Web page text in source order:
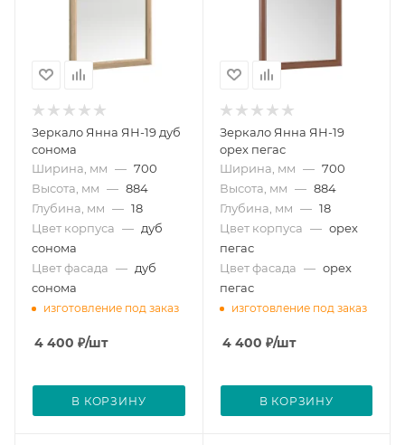
Зеркало Янна ЯН-19 дуб
сонома
Ширина, мм — 700
Высота, мм — 884
Глубина, мм — 18
Цвет корпуса — дуб
сонома
Цвет фасада — дуб
сонома
изготовление под заказ
4 400 ₽/шт
В КОРЗИНУ
Зеркало Янна ЯН-19
орех пегас
Ширина, мм — 700
Высота, мм — 884
Глубина, мм — 18
Цвет корпуса — орех
пегас
Цвет фасада — орех
пегас
изготовление под заказ
4 400 ₽/шт
В КОРЗИНУ